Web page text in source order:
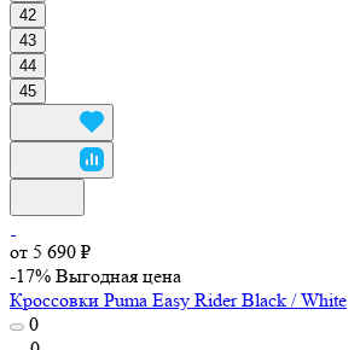
42
43
44
45
от 5 690 ₽
-17% Выгодная цена
Кроссовки Puma Easy Rider Black / White
0